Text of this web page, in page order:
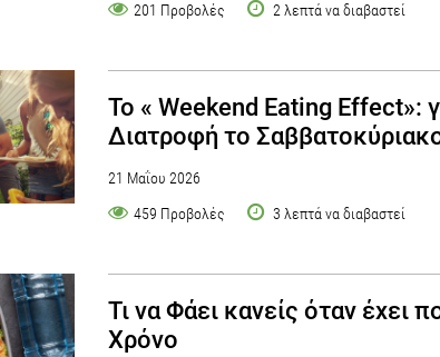
201 Προβολές
2 λεπτά να διαβαστεί
Το « Weekend Eating Effect»:
Διατροφή το
21 Μαΐου 2026
459 Προβολές
3 λεπτά να διαβαστεί
Τι να Φάει κανείς όταν έχει
Χρόνο